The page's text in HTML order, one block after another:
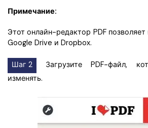
Примечание:
Этот онлайн-редактор PDF
Google Drive и Dropbox.
Шаг 2
Загрузите PDF-файл,
изменять.